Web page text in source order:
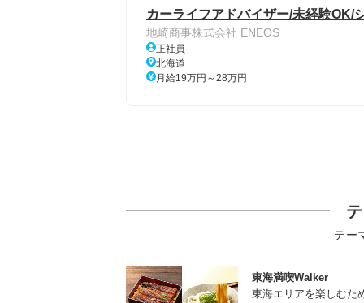
カーライフアドバイザー/未経験OK/
地崎商事株式会社 ENEOS
正社員
北海道
月給19万円～28万円
テー
東海満喫Walker
東海エリアを楽しむた